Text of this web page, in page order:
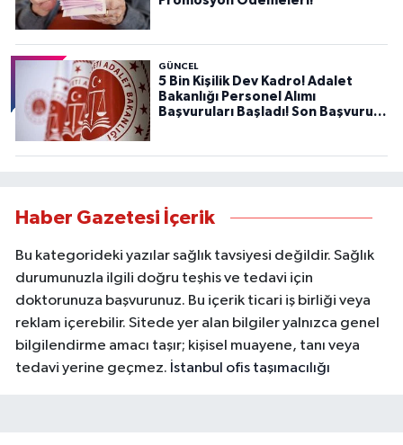
GÜNCEL
5 Bin Kişilik Dev Kadro! Adalet
Bakanlığı Personel Alımı
Başvuruları Başladı! Son Başvuru
Haber Gazetesi İçerik
Bu kategorideki yazılar sağlık tavsiyesi değildir. Sağlık
durumunuzla ilgili doğru teşhis ve tedavi için
doktorunuza başvurunuz. Bu içerik ticari iş birliği veya
reklam içerebilir. Sitede yer alan bilgiler yalnızca genel
bilgilendirme amacı taşır; kişisel muayene, tanı veya
tedavi yerine geçmez. İstanbul ofis taşımacılığı